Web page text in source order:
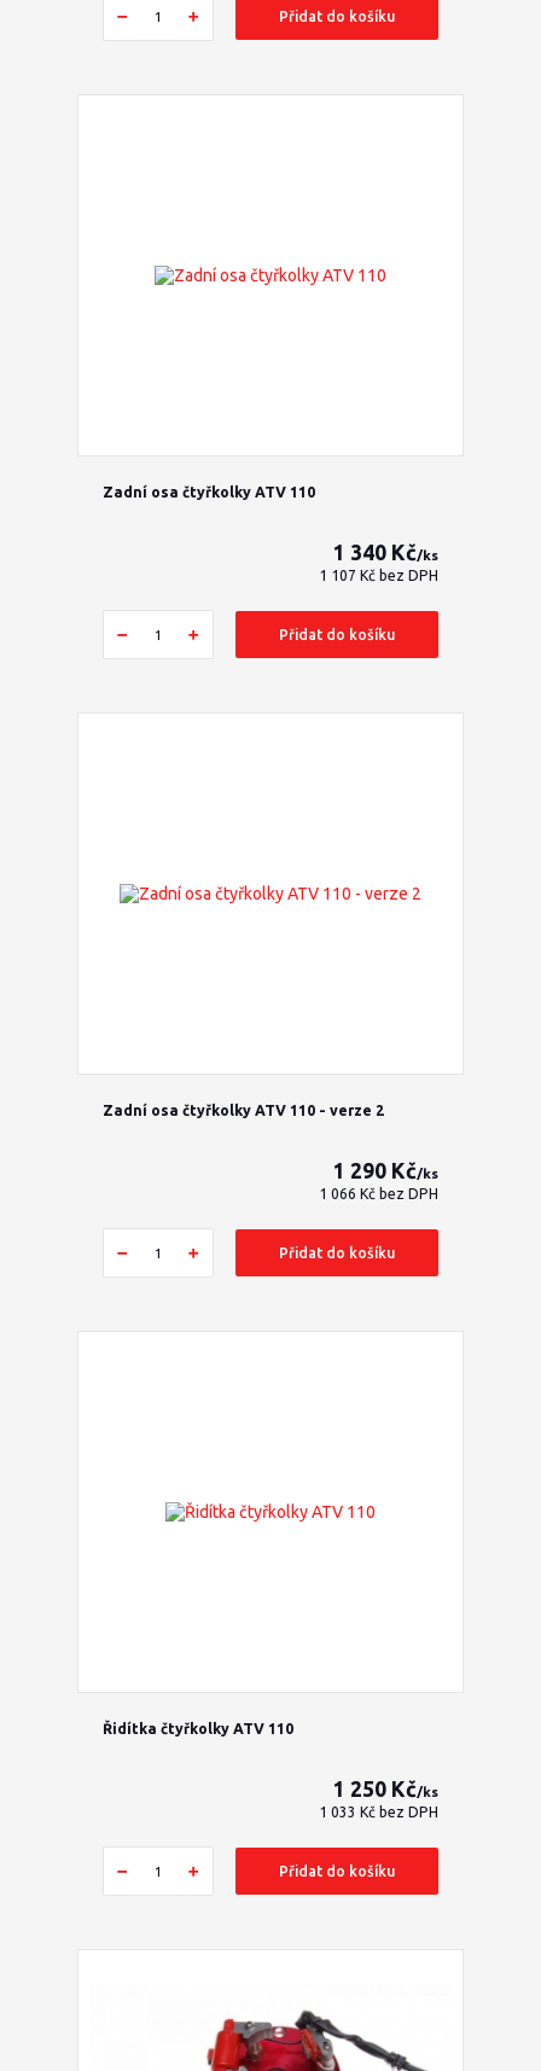
Přidat do košíku
Zadní osa čtyřkolky ATV 110
1 340 Kč/ks
1 107 Kč bez DPH
Přidat do košíku
Zadní osa čtyřkolky ATV 110 - verze 2
1 290 Kč/ks
1 066 Kč bez DPH
Přidat do košíku
Řidítka čtyřkolky ATV 110
1 250 Kč/ks
1 033 Kč bez DPH
Přidat do košíku